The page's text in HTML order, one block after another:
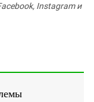
Instagram и